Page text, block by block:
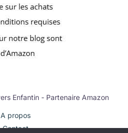
Enfantin - Partenaire Amazon
A propos
Contact